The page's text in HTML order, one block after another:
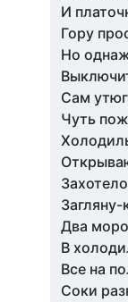
И
Гору
Но
Сам
Чуть
Два
В
Все на
Соки